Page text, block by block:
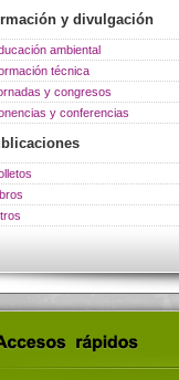
y divulgación
ambiental
técnica
y congresos
y conferencias